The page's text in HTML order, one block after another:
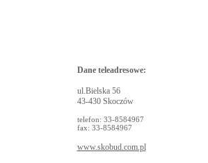
Dane teleadresowe:
ul.Bielska 56
43-430 Skoczów
telefon: 33-8584967
fax: 33-8584967
www.skobud.com.pl